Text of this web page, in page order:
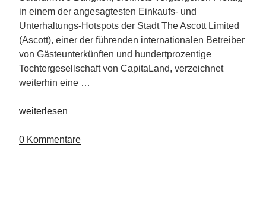
in einem der angesagtesten Einkaufs- und
Unterhaltungs-Hotspots der Stadt The Ascott Limited
(Ascott), einer der führenden internationalen Betreiber
von Gästeunterkünften und hundertprozentige
Tochtergesellschaft von CapitaLand, verzeichnet
weiterhin eine …
„Ascott
eröffnet
weiterlesen
0 Kommentare